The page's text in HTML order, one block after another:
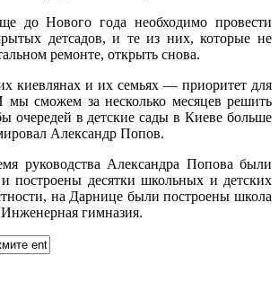
до Нового года необходимо провести
детсадов, и те из них, которые не
ремонте, открыть снова.
киевлянах и их семьях — приоритет для
сможем за несколько месяцев решить
очередей в детские сады в Киеве больше
Александр Попов.
руководства Александра Попова были
построены десятки школьных и детских
на Дарнице были построены школа
гимназия.